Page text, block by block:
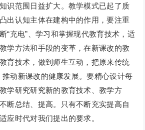
识范围日益扩大。教学模式已起了质
出认知主体在建构中的作用，要注重
“充电”、学习和掌握现代教育技术，适
学方法和手段的变革，在新课改的教
育技术，做到师生互动，把原来传统
推动新课改的健康发展。要精心设计每
学研究研究新的教育技术、教学方
断总结、提高。只有不断充实提高自
应时代对我们提出的要求。